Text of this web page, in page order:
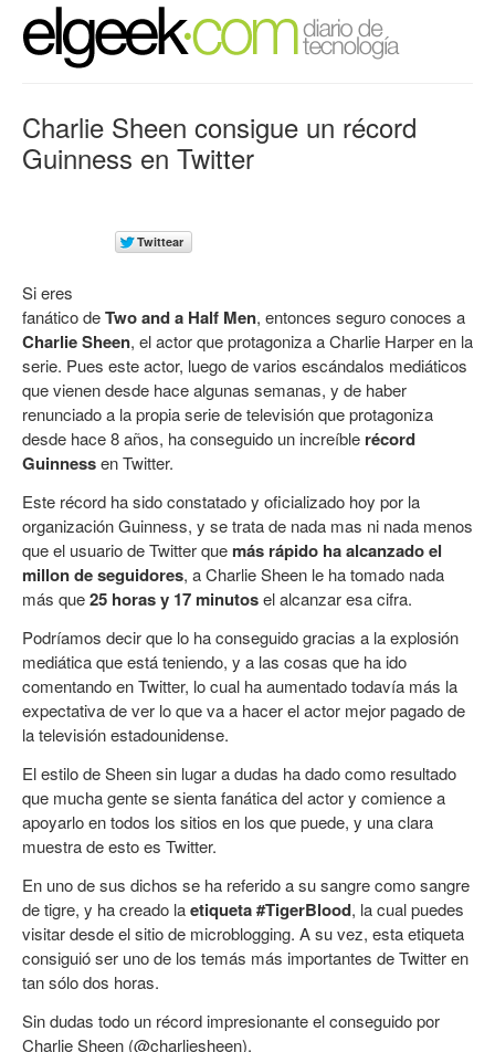
Charlie Sheen consigue un récord
Guinness en Twitter
Si eres
fanático deTwo and a Half Men, entonces seguro conoces a
Charlie Sheen, el actor que protagoniza a Charlie Harper en la
serie. Pues este actor, luego de varios escándalos mediáticos
que vienen desde hace algunas semanas, y de haber
renunciado a la propia serie de televisión que protagoniza
desde hace 8 años, ha conseguido un increíble récord
Guinnessen Twitter.
Este récord ha sido constatado y oficializado hoy por la
organización Guinness, y se trata de nada mas ni nada menos
que el usuario de Twitter que más rápido ha alcanzado el
millon de seguidores, a Charlie Sheen le ha tomado nada
más que25 horas y 17 minutosel alcanzar esa cifra.
Podríamos decir que lo ha conseguido gracias a la explosión
mediática que está teniendo, y a las cosas que ha ido
comentando en Twitter, lo cual ha aumentado todavía más la
expectativa de ver lo que va a hacer el actor mejor pagado de
la televisión estadounidense.
El estilo de Sheen sin lugar a dudas ha dado como resultado
que mucha gente se sienta fanática del actor y comience a
apoyarlo en todos los sitios en los que puede, y una clara
muestra de esto es Twitter.
En uno de sus dichos se ha referido a su sangre como sangre
de tigre, y ha creado laetiqueta #TigerBlood, la cual puedes
visitar desde el sitio de microblogging. A su vez, esta etiqueta
consiguió ser uno de los temás más importantes de Twitter en
tan sólo dos horas.
Sin dudas todo un récord impresionante el conseguido por
Charlie Sheen (@charliesheen).